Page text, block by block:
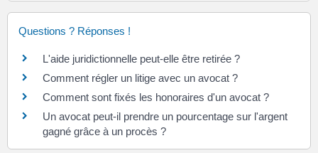
Questions ? Réponses !
L'aide juridictionnelle peut-elle être retirée ?
Comment régler un litige avec un avocat ?
Comment sont fixés les honoraires d'un avocat ?
Un avocat peut-il prendre un pourcentage sur l'argent
gagné grâce à un procès ?